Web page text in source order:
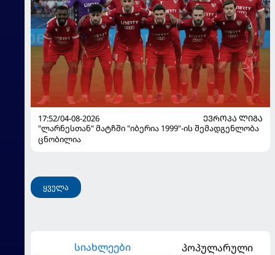
17:52/04-08-2026
ᲔᲕᲠᲝᲞᲐ ᲚᲘᲒᲐ
"ლარნესთან" მატჩში "იბერია 1999"-ის შემადგენლობა
ცნობილია
ყველა
სიახლეები პოპულარული